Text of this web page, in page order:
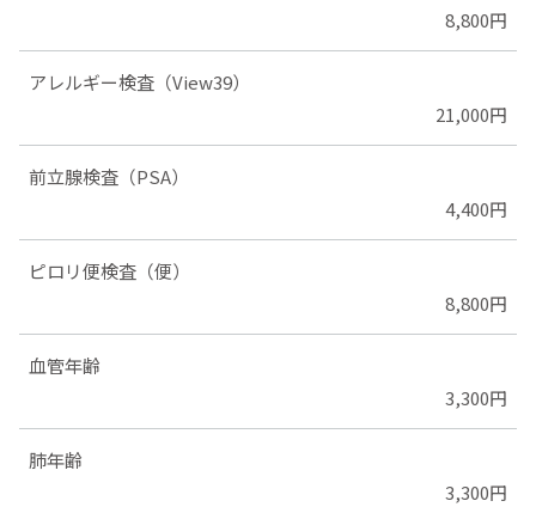
8,800円
アレルギー検査（View39）
21,000円
前立腺検査（PSA）
4,400円
ピロリ便検査（便）
8,800円
血管年齢
3,300円
肺年齢
3,300円